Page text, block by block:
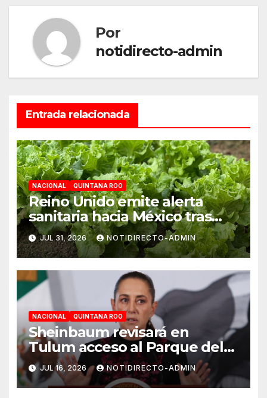
Por
notidirecto-admin
Entrada relacionada
NACIONAL QUINTANA ROO
Reino Unido emite alerta
sanitaria hacia México tras
aumento de cuadros de
diarrea explosiva en turistas
JUL 31, 2026 NOTIDIRECTO-ADMIN
NACIONAL QUINTANA ROO
Sheinbaum revisará en
Tulum acceso al Parque del
Jaguar, sargazo y Tren Maya
de carga
JUL 16, 2026 NOTIDIRECTO-ADMIN